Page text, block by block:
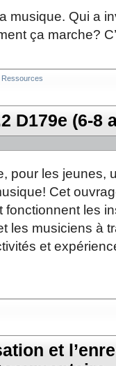
musique. Qui a
ça marche?
Ressources
D179e (6-8
pour les jeunes,
Cet
les
les musiciens à
et
et